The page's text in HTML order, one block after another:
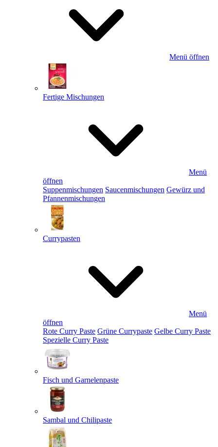
Menü öffnen
Fertige Mischungen
Menü
öffnen
Suppenmischungen Saucenmischungen Gewürz und
Pfannenmischungen
Currypasten
Menü
öffnen
Rote Curry Paste Grüne Currypaste Gelbe Curry Paste
Spezielle Curry Paste
Fisch und Garnelenpaste
Sambal und Chilipaste